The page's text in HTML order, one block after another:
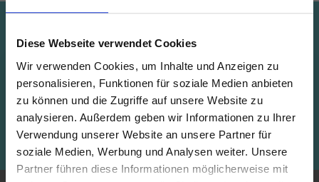
Diese Webseite verwendet Cookies
Wir verwenden Cookies, um Inhalte und Anzeigen zu
personalisieren, Funktionen für soziale Medien anbieten
zu können und die Zugriffe auf unsere Website zu
analysieren. Außerdem geben wir Informationen zu Ihrer
Verwendung unserer Website an unsere Partner für
soziale Medien, Werbung und Analysen weiter. Unsere
Partner führen diese Informationen möglicherweise mit
Erhalte unseren kostenlosen Newsletter und
lass dich inspirieren, profitiere von Angeboten
und Rabatten!Aktionen
Abonnieren